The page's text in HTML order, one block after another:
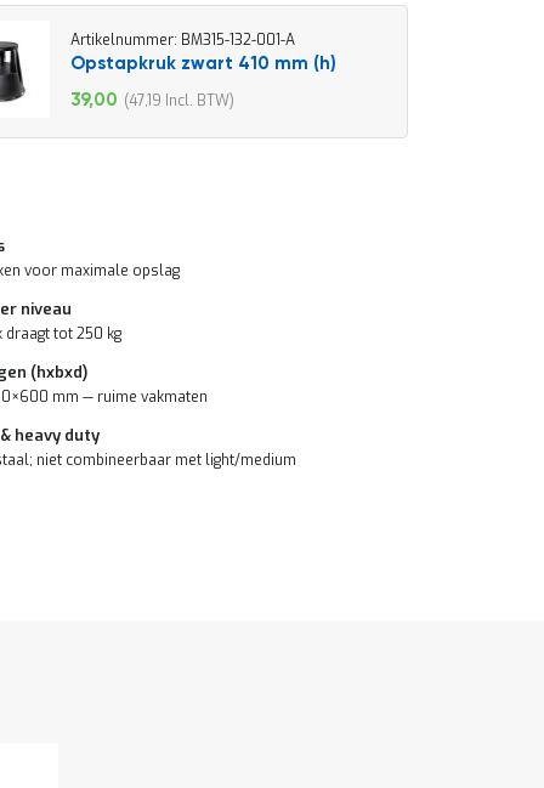
Artikelnummer: BM315-132-001-A
Opstapkruk zwart 410 mm (h)
Speciale
39,00 47,19
voor maximale opslag
niveau
draagt tot 250 kg
(hxbxd)
mm — ruime vakmaten
heavy duty
niet combineerbaar met light/medium